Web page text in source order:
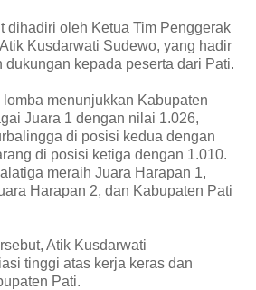
dihadiri oleh Ketua Tim Penggerak
Kusdarwati Sudewo, yang hadir
dukungan kepada peserta dari Pati.
menunjukkan Kabupaten
Juara 1 dengan nilai 1.026,
di posisi kedua dengan
di posisi ketiga dengan 1.010.
meraih Juara Harapan 1,
Harapan 2, dan Kabupaten Pati
Atik Kusdarwati
tinggi atas kerja keras dan
Pati.